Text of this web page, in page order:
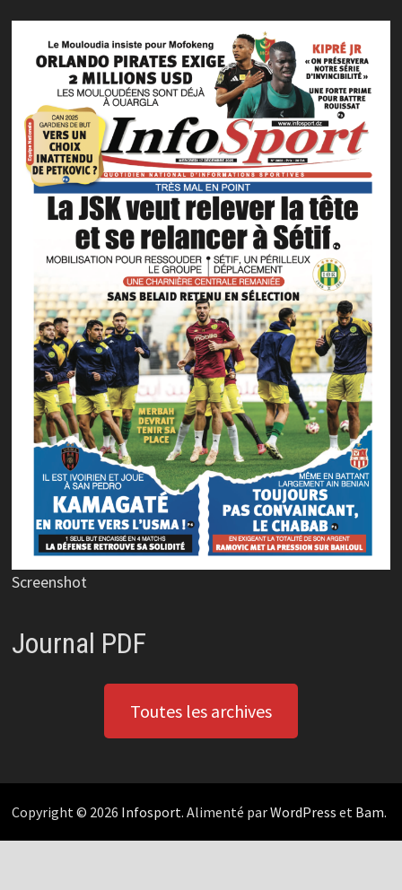
Screenshot
Journal PDF
Toutes les archives
Copyright © 2026 Infosport. Alimenté parWordPress et Bam.